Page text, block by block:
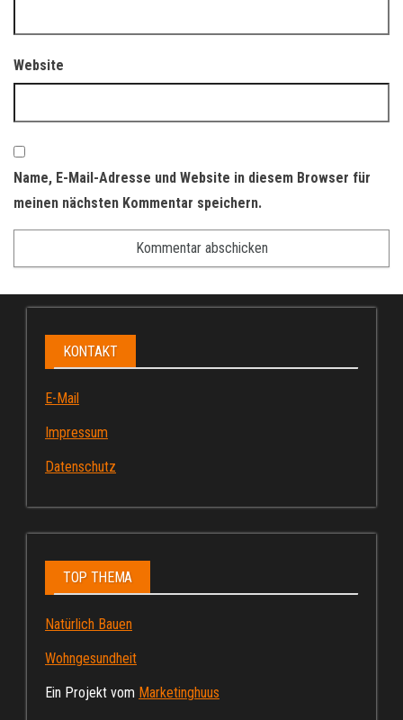
Website
Name, E-Mail-Adresse und Website in diesem Browser für
meinen nächsten Kommentar speichern.
KONTAKT
E-Mail
Impressum
Datenschutz
TOP THEMA
Natürlich Bauen
Wohngesundheit
Ein Projekt vom Marketinghuus